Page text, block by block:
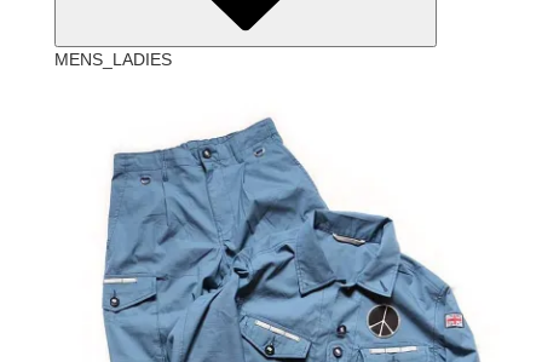
MENS_LADIES